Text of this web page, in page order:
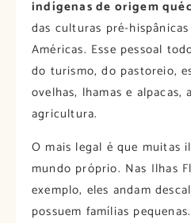
indígenas de origem
das culturas pré-
Américas. Esse pessoal
do turismo, do pastoreio,
ovelhas, lhamas e alpacas,
agricultura.
O mais legal é que muitas
mundo próprio. Nas Ilhas
exemplo, eles andam
possuem famílias pequenas.